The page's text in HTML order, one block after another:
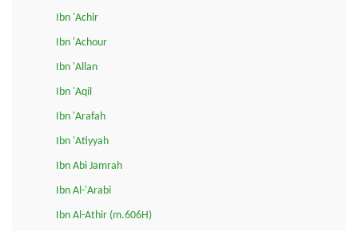
Ibn 'Achir
Ibn 'Achour
Ibn 'Allan
Ibn 'Aqil
Ibn 'Arafah
Ibn 'Atiyyah
Ibn Abi Jamrah
Ibn Al-'Arabi
Ibn Al-Athir (m.606H)